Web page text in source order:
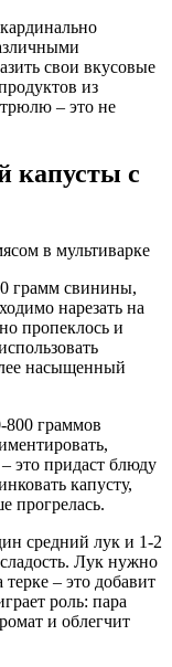
свои вкусовые
из
– это не
капусты с
грамм свинины,
нарезать на
пропеклось и
насыщенный
800 граммов
это придаст блюду
капусту,
прогрелась.
средний лук и 1-2
Лук нужно
– это добавит
роль: пара
и облегчит